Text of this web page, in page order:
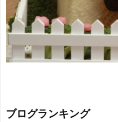
ブログランキング